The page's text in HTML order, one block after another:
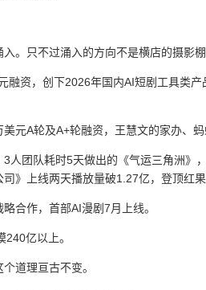
。只不过涌入的方向不是横店的摄影
融资，创下2026年国内AI短剧工具类
元A轮及A+轮融资，王慧文的家办、
人团队耗时5天做出的《气运三角洲》
》上线两天播放量破1.27亿，登顶红
合作，首部AI漫剧7月上线。
亿以上。
道理亘古不变。